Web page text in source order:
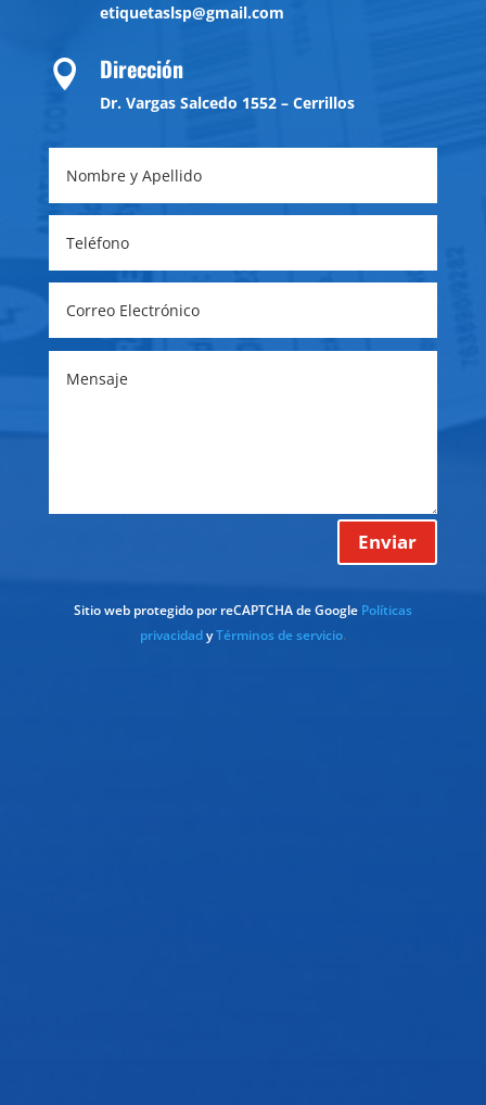
etiquetaslsp@gmail.com
 Dirección
Dr. Vargas Salcedo 1552 – Cerrillos
Enviar
Sitio web protegido por reCAPTCHA de Google Políticas
privacidadyTérminos de servicio.